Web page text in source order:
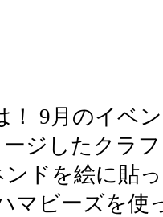
！ 9月のイベ
ジしたクラ
ドを絵に貼
マビーズを使